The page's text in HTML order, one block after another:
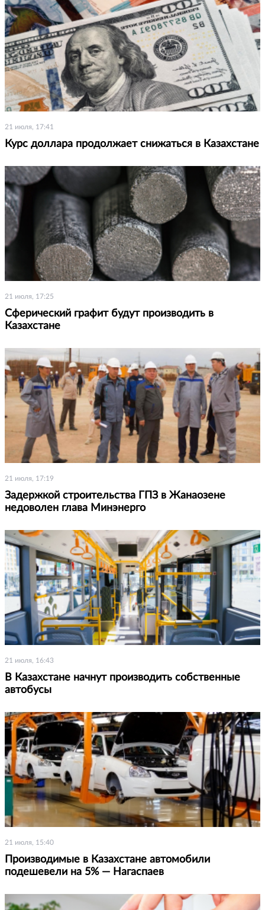
21 июля, 17:41
Курс доллара продолжает снижаться в Казахстане
21 июля, 17:25
Сферический графит будут производить в
Казахстане
21 июля, 17:19
Задержкой строительства ГПЗ в Жанаозене
недоволен глава Минэнерго
21 июля, 16:43
В Казахстане начнут производить собственные
автобусы
21 июля, 15:40
Производимые в Казахстане автомобили
подешевели на 5% — Нагаспаев